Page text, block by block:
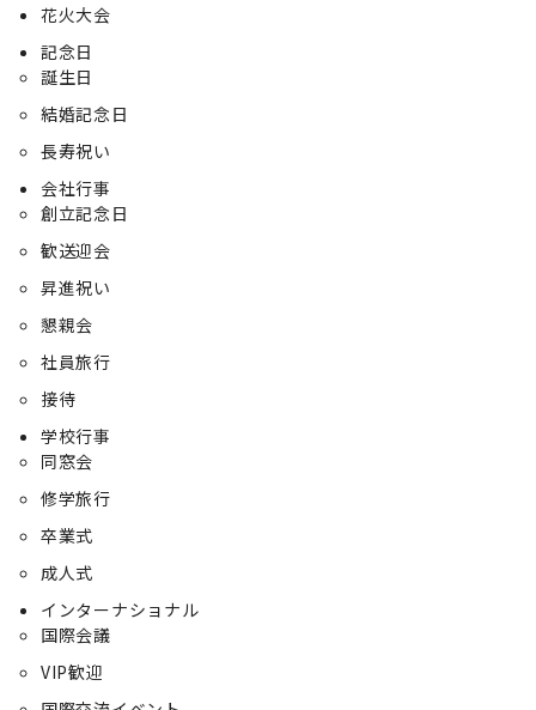
花火大会
記念日
誕生日
結婚記念日
長寿祝い
会社行事
創立記念日
歓送迎会
昇進祝い
懇親会
社員旅行
接待
学校行事
同窓会
修学旅行
卒業式
成人式
インターナショナル
国際会議
VIP歓迎